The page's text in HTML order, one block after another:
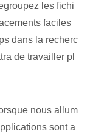
les fichi
faciles
dans la recherc
de travailler pl
nous allum
sont a